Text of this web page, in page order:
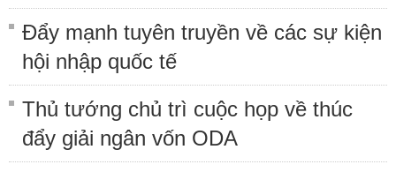
Đẩy mạnh tuyên truyền về các sự kiện
hội nhập quốc tế
Thủ tướng chủ trì cuộc họp về thúc
đẩy giải ngân vốn ODA